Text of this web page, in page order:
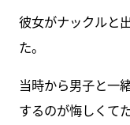
彼女がナックルと
た。
当時から男子と一
するのが悔しくて